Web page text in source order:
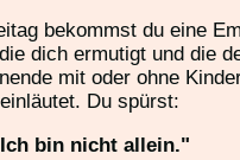
bekommst du eine
dich ermutigt und die
mit oder ohne
einläutet. Du spürst:
bin nicht allein."